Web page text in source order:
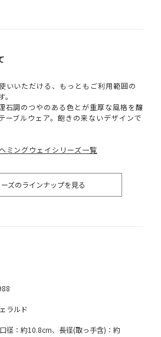
いいただける、もっともご利用範囲の
石調のつやのある色とが重厚な風格を醸
ーブルウェア。飽きの来ないデザインで
ミングウェイシリーズ一覧
ズのラインナップを見る
ラルド
口径：約10.8cm、長径(取っ手含)：約